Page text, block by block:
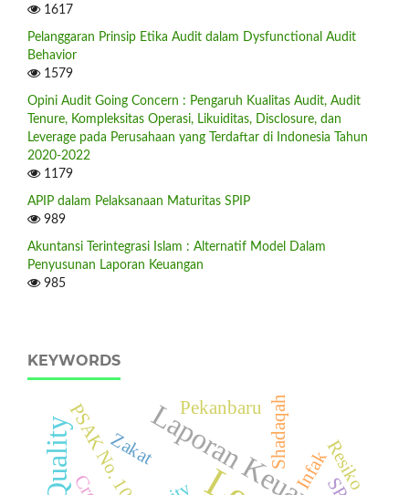
1617
Pelanggaran Prinsip Etika Audit dalam Dysfunctional Audit
Behavior
1579
Opini Audit Going Concern : Pengaruh Kualitas Audit, Audit
Tenure, Kompleksitas Operasi, Likuiditas, Disclosure, dan
Leverage pada Perusahaan yang Terdaftar di Indonesia Tahun
2020-2022
1179
APIP dalam Pelaksanaan Maturitas SPIP
989
Akuntansi Terintegrasi Islam : Alternatif Model Dalam
Penyusunan Laporan Keuangan
985
KEYWORDS
Shadaqah
Infak
Zakat
PSAK No. 109 Pekanbaru
Resiko